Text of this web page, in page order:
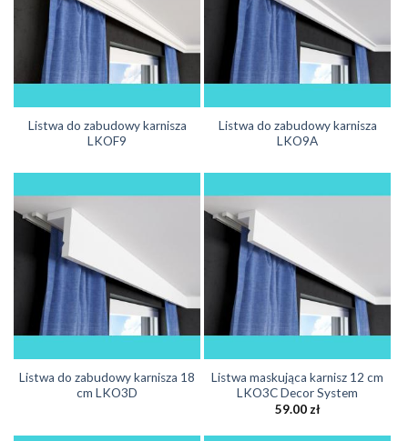
Listwa do zabudowy karnisza
LKOF9
Listwa do zabudowy karnisza
LKO9A
Listwa do zabudowy karnisza 18
cm LKO3D
Listwa maskująca karnisz 12 cm
LKO3C Decor System
59.00zł